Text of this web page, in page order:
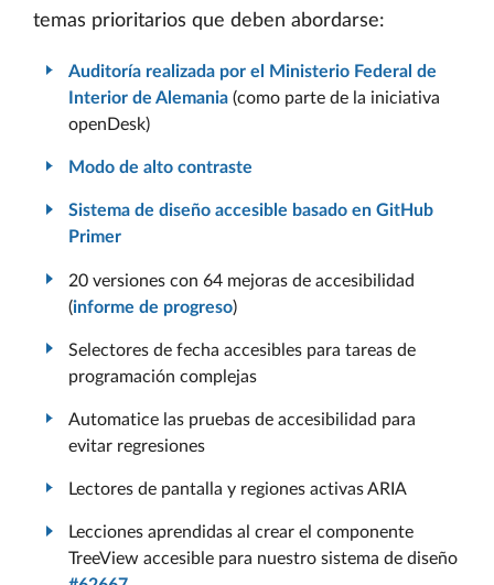
temas prioritarios que deben abordarse:
Auditoría realizada por el Ministerio Federal de
Interior de Alemania (como parte de la iniciativa
openDesk)
Modo de alto contraste
Sistema de diseño accesible basado en GitHub
Primer
20 versiones con 64 mejoras de accesibilidad
(informe de progreso)
Selectores de fecha accesibles para tareas de
programación complejas
Automatice las pruebas de accesibilidad para
evitar regresiones
Lectores de pantalla y regiones activas ARIA
Lecciones aprendidas al crear el componente
TreeView accesible para nuestro sistema de diseño